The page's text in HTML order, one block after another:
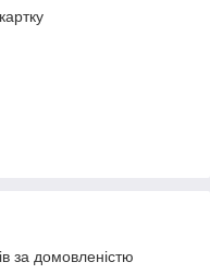
за домовленістю